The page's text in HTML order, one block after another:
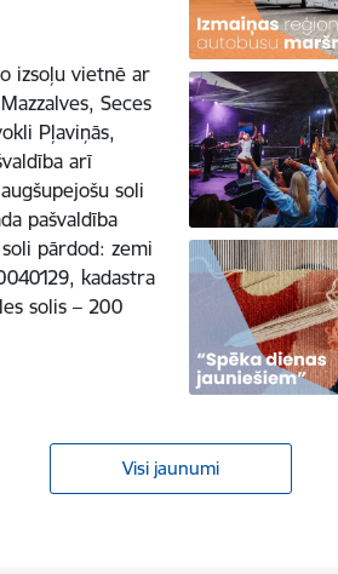
izsoļu vietnē ar
Seces
Pļaviņās,
arī
soli
pašvaldība
pārdod: zemi
kadastra
solis – 200
Visi jaunumi